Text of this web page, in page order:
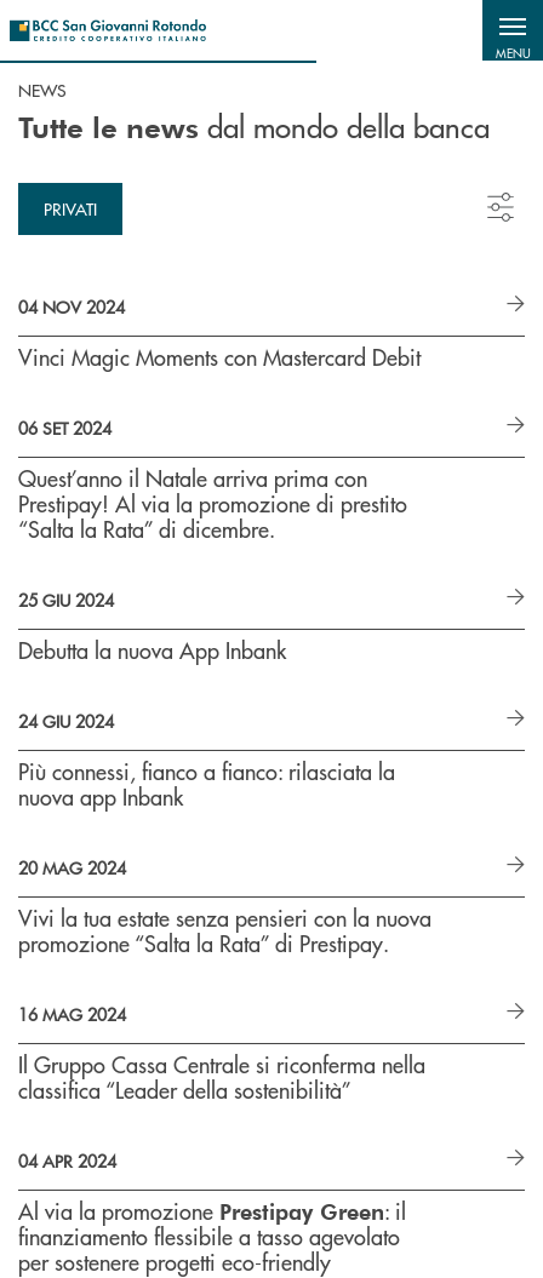
MENU
NEWS
Tutte le news dal mondo della banca
PRIVATI
04 NOV 2024
Vinci Magic Moments con Mastercard Debit
06 SET 2024
Quest’anno il Natale arriva prima con
Prestipay! Al via la promozione di prestito
“Salta la Rata” di dicembre.
25 GIU 2024
Debutta la nuova App Inbank
24 GIU 2024
Più connessi, fianco a fianco: rilasciata la
nuova app Inbank
20 MAG 2024
Vivi la tua estate senza pensieri con la nuova
promozione “Salta la Rata” di Prestipay.
16 MAG 2024
Il Gruppo Cassa Centrale si riconferma nella
classifica “Leader della sostenibilità”
04 APR 2024
Al via la promozione Prestipay Green: il
finanziamento flessibile a tasso agevolato
per sostenere progetti eco-friendly